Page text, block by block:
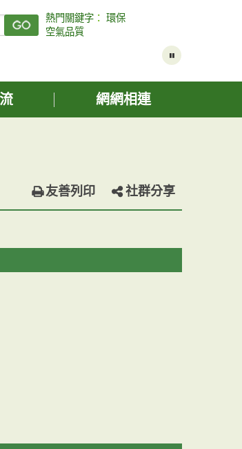
熱門關鍵字 ：環保
空氣品質
網網相連
友善列印 社群分享